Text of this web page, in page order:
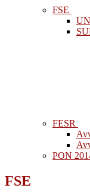
FSE
FESR
PON
FSE